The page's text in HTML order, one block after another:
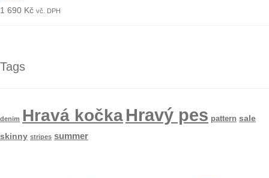
Hodnocení
1 690 Kč vč. DPH
Tags
denim Hravá kočkaHravý pes pattern sale
skinny stripes summer